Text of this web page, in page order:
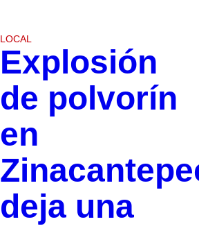
LOCAL
Explosión
de polvorín
en
deja una